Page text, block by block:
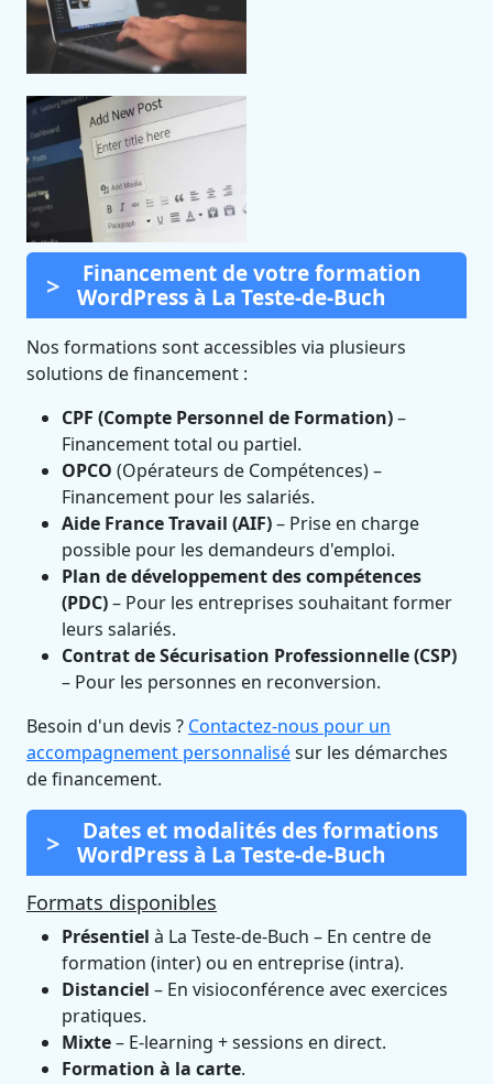
Financement de votre formation
WordPress à La Teste-de-Buch
Nos formations sont accessibles via plusieurs
solutions de financement :
CPF (Compte Personnel de Formation)–
Financement total ou partiel.
OPCO (Opérateurs de Compétences) –
Financement pour les salariés.
Aide France Travail (AIF)– Prise en charge
possible pour les demandeurs d'emploi.
Plan de développement des compétences
(PDC)– Pour les entreprises souhaitant former
leurs salariés.
Contrat de Sécurisation Professionnelle (CSP)
– Pour les personnes en reconversion.
Besoin d'un devis ? Contactez-nous pour un
accompagnement personnalisésur les démarches
de financement.
Dates et modalités des formations
WordPress à La Teste-de-Buch
Formats disponibles
Présentiel à La Teste-de-Buch – En centre de
formation (inter) ou en entreprise (intra).
Distanciel – En visioconférence avec exercices
pratiques.
Mixte– E-learning + sessions en direct.
Formation à la carte.